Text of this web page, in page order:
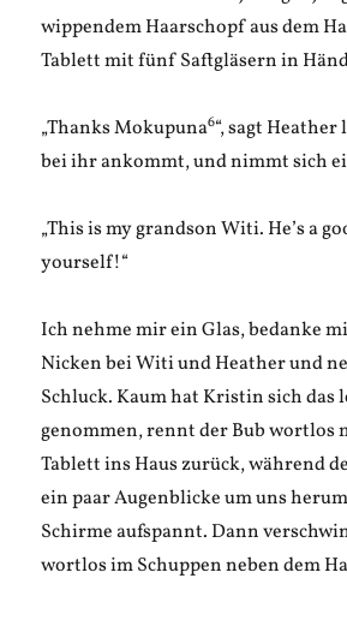
wippendem Haarschopf aus dem
Tablett mit fünf Saftgläsern in
„Thanks Mokupuna6“, sagt
bei ihr ankommt, und nimmt sich
„This is my grandson Witi. He’s a
yourself!“
Ich nehme mir ein Glas, bedanke
Nicken bei Witi und Heather und
Schluck. Kaum hat Kristin sich das
genommen, rennt der Bub wortlos
Tablett ins Haus zurück, während
ein paar Augenblicke um uns
Schirme aufspannt. Dann
wortlos im Schuppen neben dem